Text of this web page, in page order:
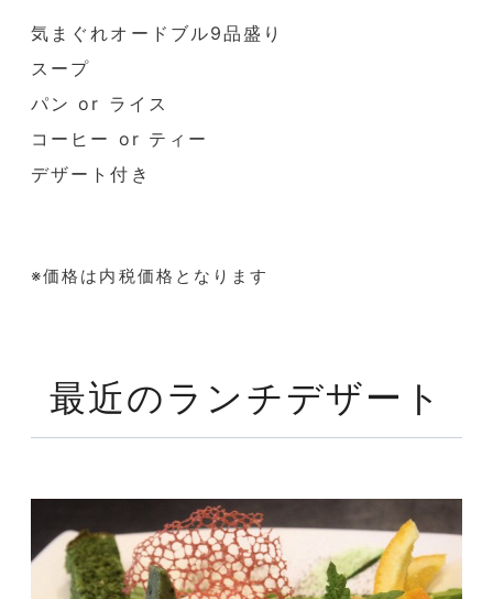
気まぐれオードブル9品盛り
スープ
パン or ライス
コーヒー or ティー
デザート付き
※価格は内税価格となります
最近のランチデザート